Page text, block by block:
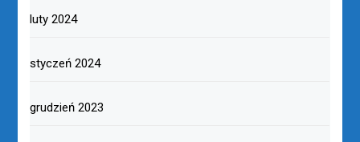
luty 2024
styczeń 2024
grudzień 2023